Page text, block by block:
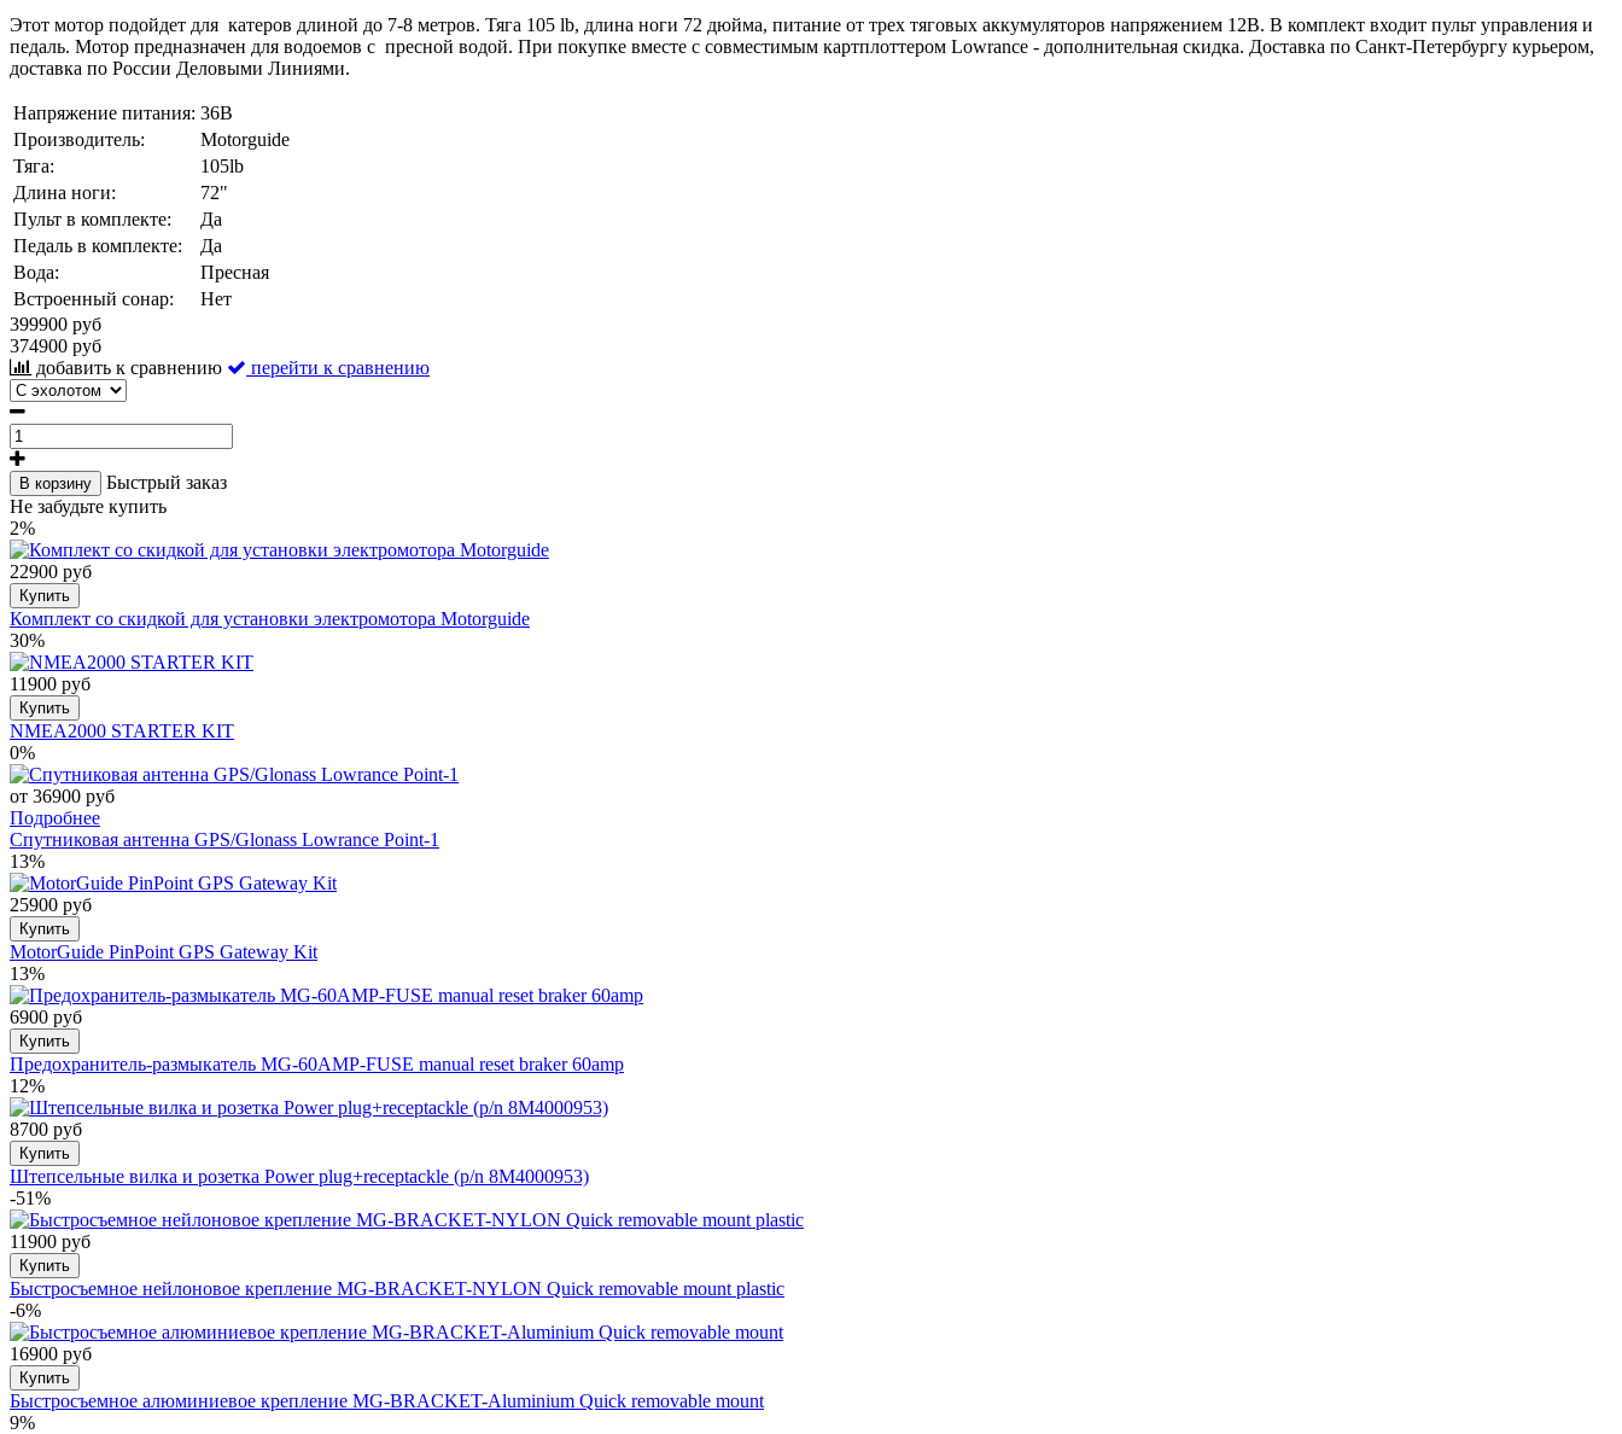
Этот мотор подойдет для катеров длиной до 7-8 метров. Тяга 105 lb, длина ноги 72 дюйма, питание от трех тяговых аккумуляторов напряжением 12В. В комплект входит пульт управления и
педаль. Мотор предназначен для водоемов с пресной водой. При покупке вместе с совместимым картплоттером Lowrance - дополнительная скидка. Доставка по Санкт-Петербургу курьером,
доставка по России Деловыми Линиями.
Напряжение питания: 36В
Производитель:
Motorguide
Тяга:
105lb
Длина ноги:
72"
Пульт в комплекте:
Да
Педаль в комплекте:
Да
Вода:
Пресная
Встроенный сонар:
Нет
399900 руб
374900 руб
добавить к сравнению
перейти к сравнению
В корзину
Быстрый заказ
Не забудьте купить
2%
22900 руб
Купить
Комплект со скидкой для установки электромотора Motorguide
30%
11900 руб
Купить
NMEA2000 STARTER KIT
0%
от 36900 руб
Подробнее
Спутниковая антенна GPS/Glonass Lowrance Point-1
13%
25900 руб
Купить
MotorGuide PinPoint GPS Gateway Kit
13%
6900 руб
Купить
Предохранитель-размыкатель MG-60AMP-FUSE manual reset braker 60amp
12%
8700 руб
Купить
Штепсельные вилка и розетка Power plug+receptackle (p/n 8M4000953)
-51%
11900 руб
Купить
Быстросъемное нейлоновое крепление MG-BRACKET-NYLON Quick removable mount plastic
-6%
16900 руб
Купить
Быстросъемное алюминиевое крепление MG-BRACKET-Aluminium Quick removable mount
9%